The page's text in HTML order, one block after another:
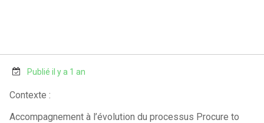
Publié il y a 1 an
Contexte :
Accompagnement à l’évolution du processus Procure to